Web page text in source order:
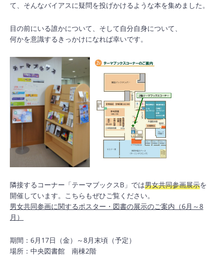
て、そんなバイアスに疑問を投げかけるような本を集めました。
目の前にいる誰かについて、そして自分自身について、
何かを意識するきっかけになれば幸いです。
隣接するコーナー「テーマブックスB」では男女共同参画展示を
開催しています。こちらもぜひご覧ください。
男女共同参画に関するポスター・図書の展示のご案内（6月～8
月）
期間：6月17日（金）～8月末頃（予定）
場所：中央図書館 南棟2階